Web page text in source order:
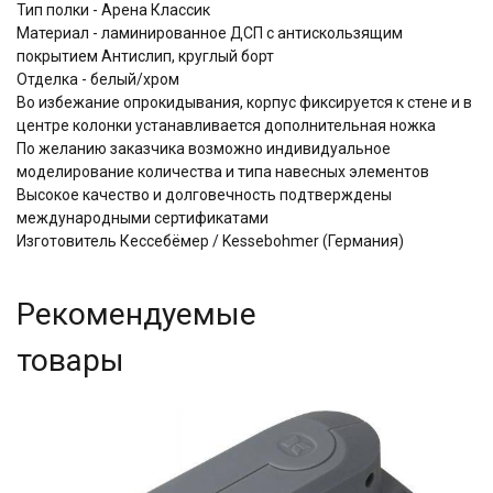
Тип полки - Арена Классик
Материал - ламинированное ДСП с антискользящим
покрытием Aнтислип, круглый борт
Отделка - белый/хром
Во избежание опрокидывания, корпус фиксируется к стене и в
центре колонки устанавливается дополнительная ножка
По желанию заказчика возможно индивидуальное
моделирование количества и типа навесных элементов
Высокое качество и долговечность подтверждены
международными сертификатами
Изготовитель Кессебёмер / Kessebohmer (Германия)
Рекомендуемые
товары